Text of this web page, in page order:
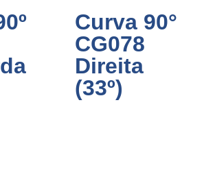
Curva 90°
CG078
Direita
(33º)